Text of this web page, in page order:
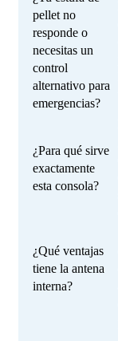
pellet no
responde o
necesitas un
control
alternativo para
emergencias?
¿Para qué sirve
exactamente
esta consola?
¿Qué ventajas
tiene la antena
interna?